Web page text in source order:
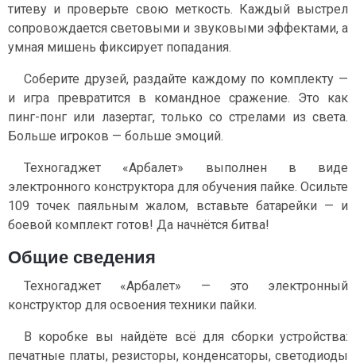
титеву и проверьте свою меткость. Каждый выстрел
сопровождается световыми и звуковыми эффектами, а
умная мишень фиксирует попадания.
Соберите друзей, раздайте каждому по комплекту —
и игра превратится в командное сражение. Это как
пинг-понг или лазертаг, только со стрелами из света.
Больше игроков — больше эмоций.
Техногаджет «Арбалет» выполнен в виде
электронного конструктора для обучения пайке. Осильте
109 точек паяльным жалом, вставьте батарейки — и
боевой комплект готов! Да начнётся битва!
Общие сведения
Техногаджет «Арбалет» — это электронный
конструктор для освоения техники пайки.
В коробке вы найдёте всё для сборки устройства:
печатные платы, резисторы, конденсаторы, светодиоды